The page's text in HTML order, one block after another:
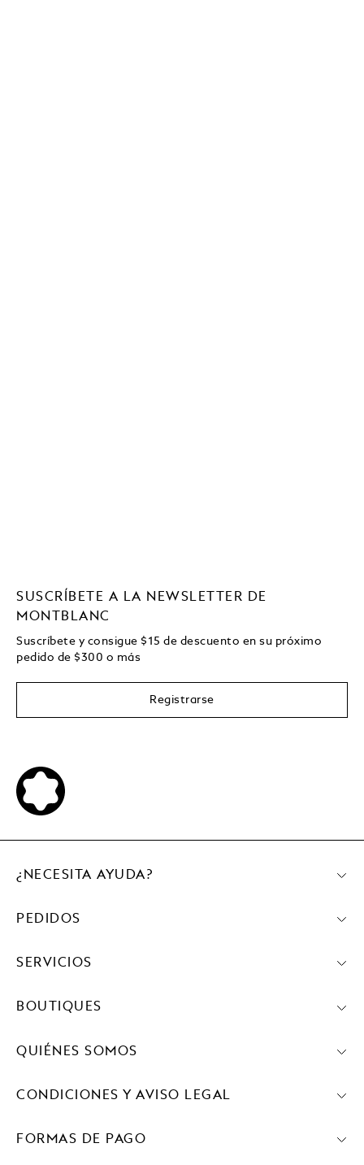
SUSCRÍBETE A LA NEWSLETTER DE
MONTBLANC
Suscríbete y consigue $15 de descuento en su próximo
pedido de $300 o más
Registrarse
FORMAS DE PAGO
¿NECESITA AYUDA?
PEDIDOS
SERVICIOS
BOUTIQUES
QUIÉNES SOMOS
CONDICIONES Y AVISO LEGAL